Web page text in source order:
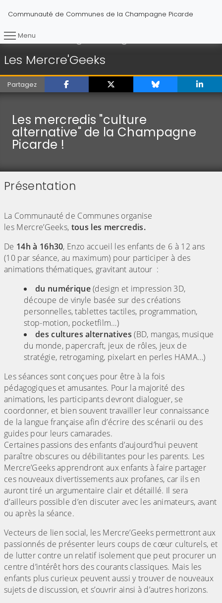
Communauté de Communes de la Champagne Picarde
Menu
Vous êtes ici :
Les Mercre'Geeks
Partagez
Les mercredis "culture
alternative" de la Champagne
Picarde !
Présentation
La Communauté de Communes organise
les Mercre’Geeks, tous les mercredis.
De 14h à 16h30, Enzo accueil les enfants de 6 à 12 ans
(10 par séance, au maximum) pour participer à des
animations thématiques, gravitant autour :
du numérique(design et impression 3D,
découpe de vinyle basée sur des créations
personnelles, tablettes tactiles, programmation,
stop-motion, pocketfilm…)
des cultures alternatives(BD, mangas, musique
du monde, papercraft, jeux de rôles, jeux de
stratégie, retrogaming, pixelart en perles HAMA…)
Les séances sont conçues pour être à la fois
pédagogiques et amusantes. Pour la majorité des
animations, les participants devront dialoguer, se
coordonner, et bien souvent travailler leur connaissance
de la langue française afin d’écrire des scénarii ou des
guides pour leurs camarades.
Certaines passions des enfants d’aujourd’hui peuvent
paraître obscures ou débilitantes pour les parents. Les
Mercre’Geeks apprendront aux enfants à faire partager
ces nouveaux divertissements aux profanes, car ils en
auront tiré un argumentaire clair et détaillé. Il sera
d’ailleurs possible d’en discuter avec les animateurs, avant
ou après la séance.
Vecteurs de lien social, les Mercre’Geeks permettront aux
passionnés de présenter leurs coups de cœur culturels, et
de lutter contre un relatif isolement que peut procurer un
centre d’intérêt hors des courants classiques. Mais les
enfants plus curieux peuvent aussi y trouver de nouveaux
sujets de discussion, et s’ouvrir ainsi à d’autres horizons.